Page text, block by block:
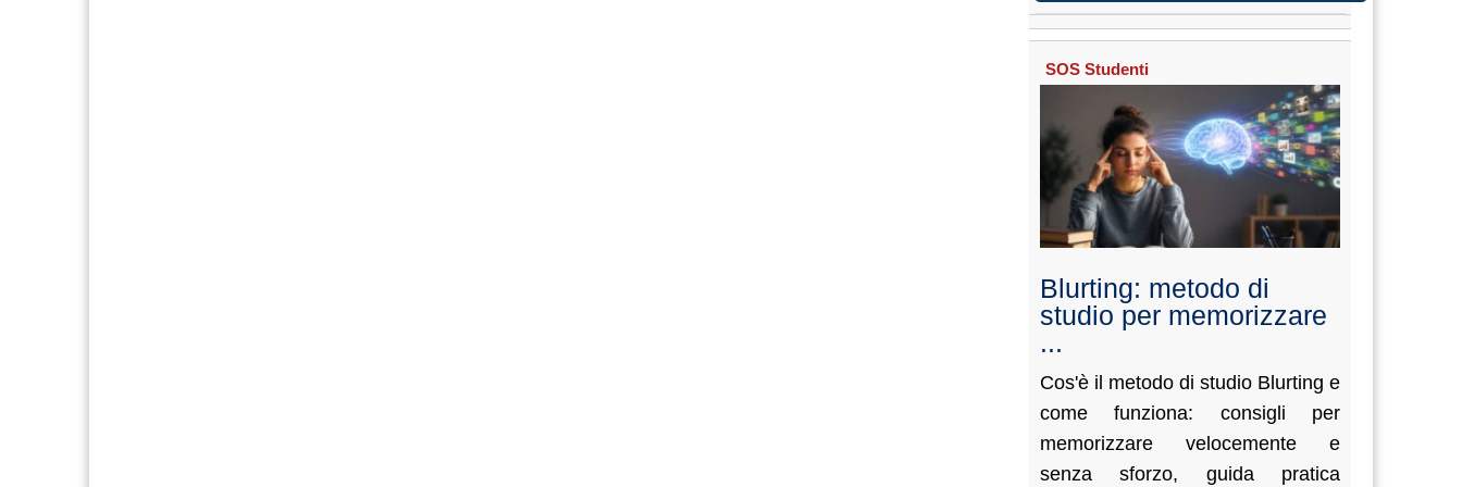
SOS Studenti
Blurting: metodo di
studio per memorizzare
...
Cos'è il metodo di studio Blurting e
come funziona: consigli per
memorizzare velocemente e
senza sforzo, guida pratica